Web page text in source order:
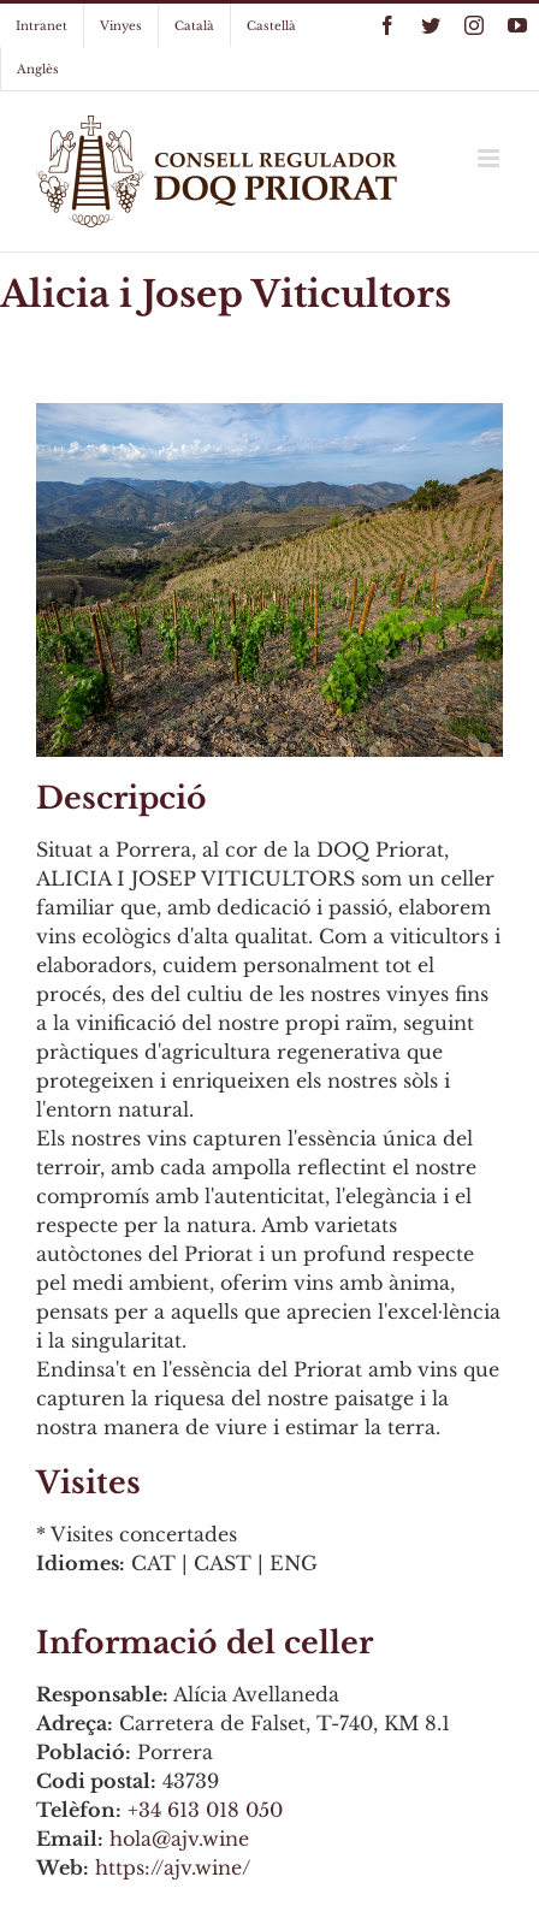
to
content
Intranet Vinyes Català Castellà
Anglès
Facebook
Twitter
Alicia i Josep Viticultors
Descripció
Situat a Porrera, al cor de la DOQ Priorat,
ALICIA I JOSEP VITICULTORS som un celler
familiar que, amb dedicació i passió, elaborem
vins ecològics d'alta qualitat. Com a viticultors i
elaboradors, cuidem personalment tot el
procés, des del cultiu de les nostres vinyes fins
a la vinificació del nostre propi raïm, seguint
pràctiques d'agricultura regenerativa que
protegeixen i enriqueixen els nostres sòls i
l'entorn natural.
Els nostres vins capturen l'essència única del
terroir, amb cada ampolla reflectint el nostre
compromís amb l'autenticitat, l'elegància i el
respecte per la natura. Amb varietats
autòctones del Priorat i un profund respecte
pel medi ambient, oferim vins amb ànima,
pensats per a aquells que aprecien l'excel·lència
i la singularitat.
Endinsa't en l'essència del Priorat amb vins que
capturen la riquesa del nostre paisatge i la
nostra manera de viure i estimar la terra.
Visites
* Visites concertades
Idiomes: CAT | CAST | ENG
Informació del celler
Responsable: Alícia Avellaneda
Adreça: Carretera de Falset, T-740, KM 8.1
Població: Porrera
Codi postal: 43739
Telèfon: +34 613 018 050
Email: hola@ajv.wine
Web: https://ajv.wine/